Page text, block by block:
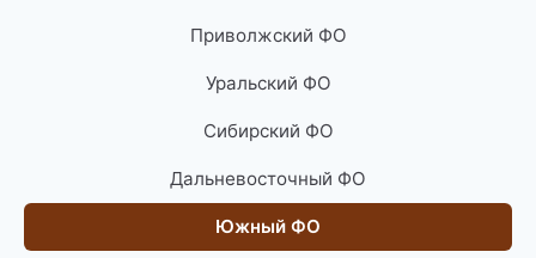
Приволжский ФО
Уральский ФО
Сибирский ФО
Дальневосточный ФО
Южный ФО